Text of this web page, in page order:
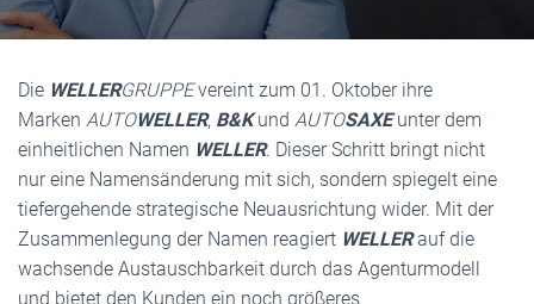
Die WELLERGRUPPEvereint zum 01. Oktober ihre
Marken AUTOWELLER, B&Kund AUTOSAXEunter dem
einheitlichen Namen WELLER. Dieser Schritt bringt nicht
nur eine Namensänderung mit sich, sondern spiegelt eine
tiefergehende strategische Neuausrichtung wider. Mit der
Zusammenlegung der Namen reagiert WELLERauf die
wachsende Austauschbarkeit durch das Agenturmodell
und bietet den Kunden ein noch größeres